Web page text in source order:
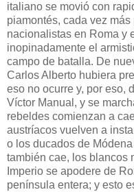
italiano se movió con
piamontés, cada vez
nacionalistas en Roma y
inopinadamente el
campo de batalla. De
Carlos Alberto hubiera
eso no ocurre y, por eso,
Víctor Manual, y se
rebeldes comienzan a
austríacos vuelven a
o los ducados de
también cae, los blancos
Imperio se apodere de
península entera; y esto